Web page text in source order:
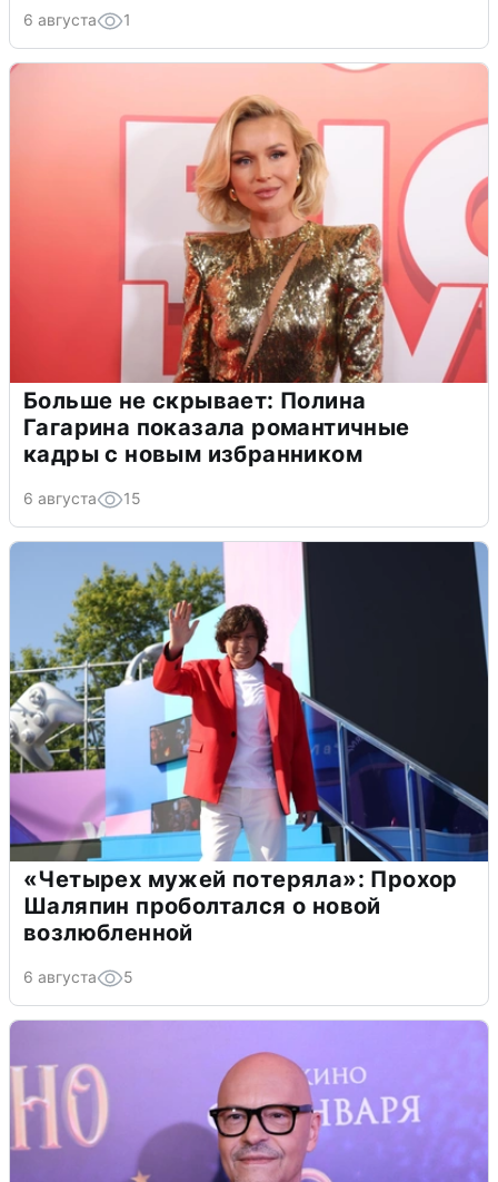
6 августа 1
Больше не скрывает: Полина
Гагарина показала романтичные
кадры с новым избранником
6 августа 15
«Четырех мужей потеряла»: Прохор
Шаляпин проболтался о новой
возлюбленной
6 августа 5